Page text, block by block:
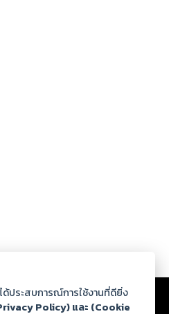
ดาวน์โหลด
ด้ประสบการณ์การใช้งานที่ดียิ่ง
Policy) และ (Cookie